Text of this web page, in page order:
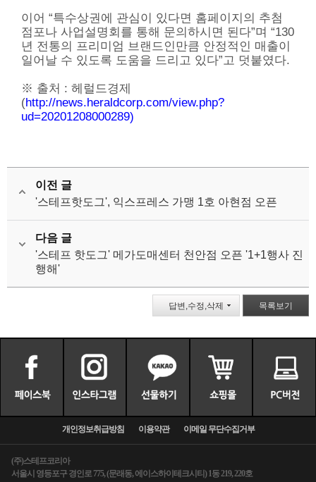
이어 “특수상권에 관심이 있다면 홈페이지의 추첨
점포나 사업설명회를 통해 문의하시면 된다”며 “130
년 전통의 프리미엄 브랜드인만큼 안정적인 매출이
일어날 수 있도록 도움을 드리고 있다”고 덧붙였다.
※ 출처 : 헤럴드경제
(http://news.heraldcorp.com/view.php?
ud=20201208000289)
이전 글
'스테프핫도그', 익스프레스 가맹 1호 아현점 오픈
다음 글
'스테프 핫도그' 메가도매센터 천안점 오픈 '1+1행사 진
행해'
답변,수정,삭제 목록보기
개인정보취급방침 이용약관 이메일 무단수집거부
(주)스테프코리아
서울시 영등포구 경인로 775, (문래동, 에이스하이테크시티) 1동 219, 220호